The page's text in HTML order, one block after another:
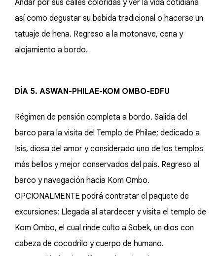
Andar por sus calles coloridas y ver la vida cotidiana
así como degustar su bebida tradicional o hacerse un
tatuaje de hena. Regreso a la motonave, cena y
alojamiento a bordo.
DÍA 5. ASWAN-PHILAE-KOM OMBO-EDFU
Régimen de pensión completa a bordo. Salida del
barco para la visita del Templo de Philae; dedicado a
Isis, diosa del amor y considerado uno de los templos
más bellos y mejor conservados del país. Regreso al
barco y navegación hacia Kom Ombo.
OPCIONALMENTE podrá contratar el paquete de
excursiones: Llegada al atardecer y visita el templo de
Kom Ombo, el cual rinde culto a Sobek, un dios con
cabeza de cocodrilo y cuerpo de humano.